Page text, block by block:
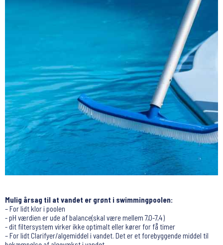
Mulig årsag til at vandet er grønt i swimmingpoolen:
– For lidt klor i poolen
- pH værdien er ude af balance(skal være mellem 7,0-7,4)
- dit filtersystem virker ikke optimalt eller kører for få timer
– For lidt Clarifyer/algemiddel i vandet. Det er et forebyggende middel til